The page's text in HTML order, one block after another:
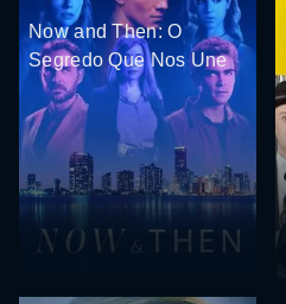
Now and Then: O
Segredo Que Nos Une